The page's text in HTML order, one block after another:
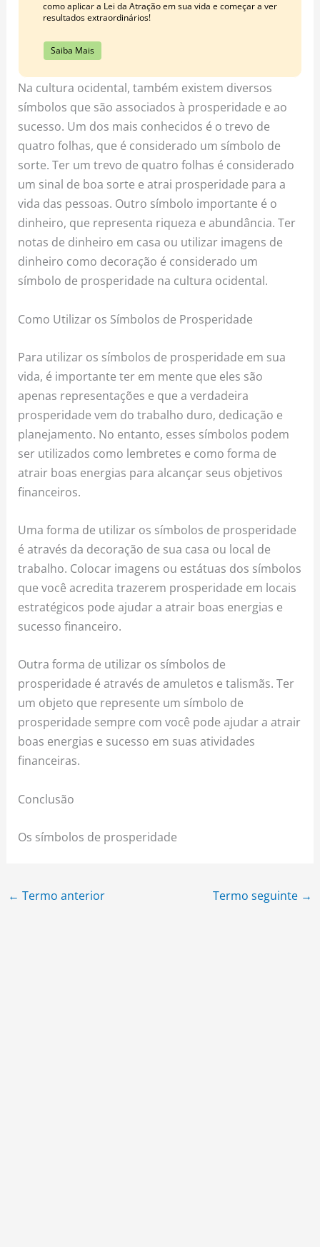
como aplicar a Lei da Atração em sua vida e começar a ver
resultados extraordinários!
Saiba Mais
Na cultura ocidental, também existem diversos
símbolos que são associados à prosperidade e ao
sucesso. Um dos mais conhecidos é o trevo de
quatro folhas, que é considerado um símbolo de
sorte. Ter um trevo de quatro folhas é considerado
um sinal de boa sorte e atrai prosperidade para a
vida das pessoas. Outro símbolo importante é o
dinheiro, que representa riqueza e abundância. Ter
notas de dinheiro em casa ou utilizar imagens de
dinheiro como decoração é considerado um
símbolo de prosperidade na cultura ocidental.
Como Utilizar os Símbolos de Prosperidade
Para utilizar os símbolos de prosperidade em sua
vida, é importante ter em mente que eles são
apenas representações e que a verdadeira
prosperidade vem do trabalho duro, dedicação e
planejamento. No entanto, esses símbolos podem
ser utilizados como lembretes e como forma de
atrair boas energias para alcançar seus objetivos
financeiros.
Uma forma de utilizar os símbolos de prosperidade
é através da decoração de sua casa ou local de
trabalho. Colocar imagens ou estátuas dos símbolos
que você acredita trazerem prosperidade em locais
estratégicos pode ajudar a atrair boas energias e
sucesso financeiro.
Outra forma de utilizar os símbolos de
prosperidade é através de amuletos e talismãs. Ter
um objeto que represente um símbolo de
prosperidade sempre com você pode ajudar a atrair
boas energias e sucesso em suas atividades
financeiras.
Conclusão
Os símbolos de prosperidade
← Termo anterior Termo seguinte →